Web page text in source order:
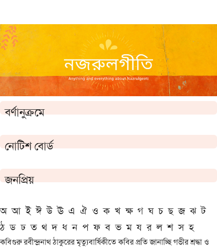
বর্ণানুক্রমে
নোটিশ বোর্ড
জনপ্রিয়
অ আ ই ঈ উ ঊ এ ঐ ও ক খ ক্ষ গ ঘ চ ছ জ ঝ ট
ঠ ড ঢ ত থ দ ধ ন প ফ ব ভ ম য র ল শ স হ
কবিগুরু রবীন্দ্রনাথ ঠাকুরের মৃত্যুবার্ষিকীতে কবির প্রতি জানাচ্ছি গভীর শ্রদ্ধা ও